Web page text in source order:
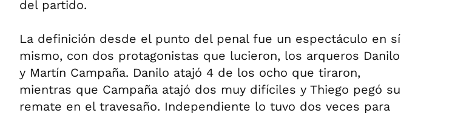
del partido.
La definición desde el punto del penal fue un espectáculo en sí
mismo, con dos protagonistas que lucieron, los arqueros Danilo
y Martín Campaña. Danilo atajó 4 de los ocho que tiraron,
mientras que Campaña atajó dos muy difíciles y Thiego pegó su
remate en el travesaño. Independiente lo tuvo dos veces para